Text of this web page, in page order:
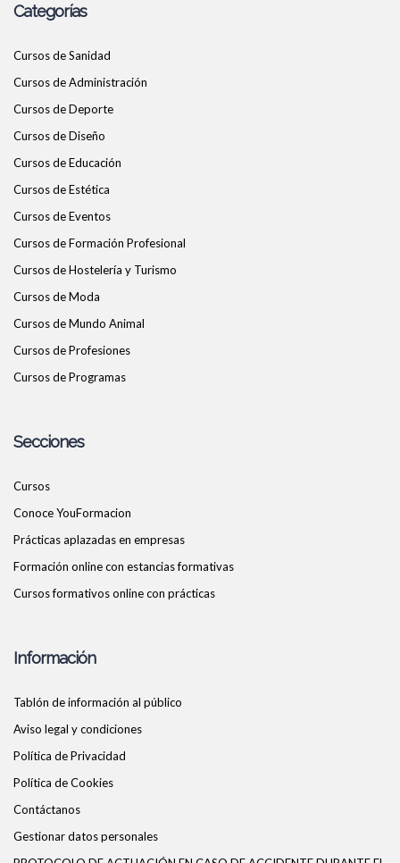
Categorías
Cursos de Sanidad
Cursos de Administración
Cursos de Deporte
Cursos de Diseño
Cursos de Educación
Cursos de Estética
Cursos de Eventos
Cursos de Formación Profesional
Cursos de Hostelería y Turismo
Cursos de Moda
Cursos de Mundo Animal
Cursos de Profesiones
Cursos de Programas
Secciones
Cursos
Conoce YouFormacion
Prácticas aplazadas en empresas
Formación online con estancias formativas
Cursos formativos online con prácticas
Información
Tablón de información al público
Aviso legal y condiciones
Política de Privacidad
Política de Cookies
Contáctanos
Gestionar datos personales